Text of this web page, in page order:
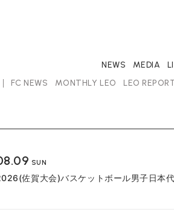
NEWS MEDIA
FC NEWS MONTHLY LEO LEO
SUN
佐賀大会)バスケットボール男子日本